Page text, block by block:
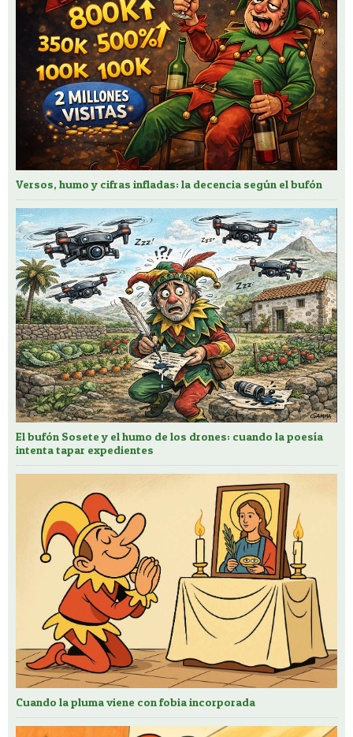
Versos, humo y cifras infladas: la decencia según el bufón
El bufón Sosete y el humo de los drones: cuando la poesía
intenta tapar expedientes
Cuando la pluma viene con fobia incorporada